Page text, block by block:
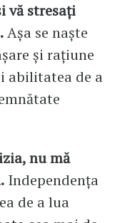
vă stresați
Așa se naște
și rațiune
abilitatea de a
nu mă
Independența
de a lua